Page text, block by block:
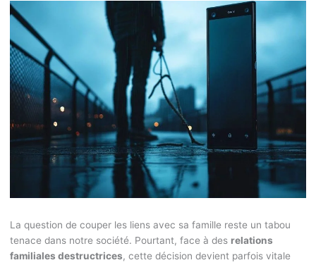
La question de couper les liens avec sa famille reste un tabou
tenace dans notre société. Pourtant, face à des relations
familiales destructrices, cette décision devient parfois vitale